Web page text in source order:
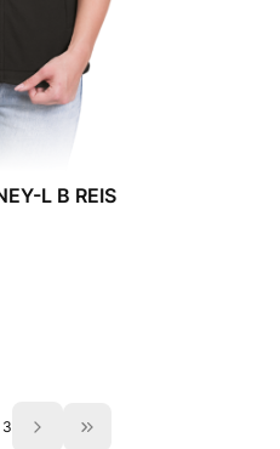
L B REIS
Przejdź do ostatniej